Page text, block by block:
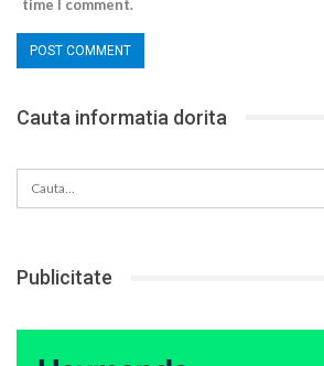
time I comment.
Cauta informatia dorita
Publicitate